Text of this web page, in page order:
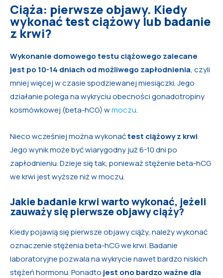
Ciąża: pierwsze objawy. Kiedy
wykonać test ciążowy lub badanie
z krwi?
Wykonanie domowego testu ciążowego zalecane
jest po 10-14 dniach od możliwego zapłodnienia, czyli
mniej więcej w czasie spodziewanej miesiączki. Jego
działanie polega na wykryciu obecności gonadotropiny
kosmówkowej (beta-hCG) wmoczu.
Nieco wcześniej można wykonaćtest ciążowy z krwi.
Jego wynik może być wiarygodny już 6-10 dni po
zapłodnieniu. Dzieje się tak, ponieważ stężenie beta-hCG
we krwi jest wyższe niż w moczu.
Jakie badanie krwi warto wykonać, jeżeli
zauważy się pierwsze objawy ciąży?
Kiedy pojawią się pierwsze objawy ciąży, należy wykonać
oznaczenie stężenia beta-hCG we krwi. Badanie
laboratoryjne pozwala na wykrycie nawet bardzo niskich
stężeń hormonu. Ponadto jest ono bardzo ważne dla